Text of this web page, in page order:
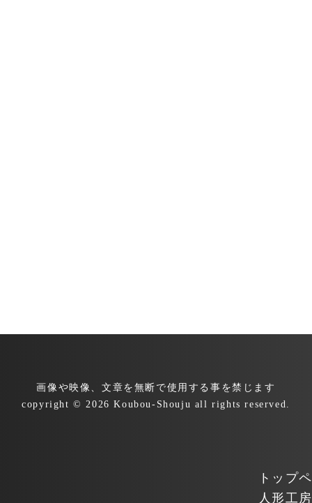
画像や映像、文章を無断で使用する事を禁じます
copyright © 2026 Koubou-Shouju all rights reserved.
トップ
人形工